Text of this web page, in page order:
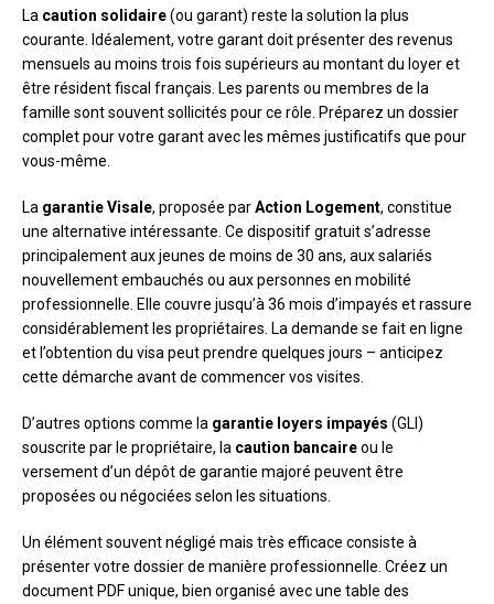
La caution solidaire(ou garant) reste la solution la plus
courante. Idéalement, votre garant doit présenter des revenus
mensuels au moins trois fois supérieurs au montant du loyer et
être résident fiscal français. Les parents ou membres de la
famille sont souvent sollicités pour ce rôle. Préparez un dossier
complet pour votre garant avec les mêmes justificatifs que pour
vous-même.
La garantie Visale, proposée parAction Logement, constitue
une alternative intéressante. Ce dispositif gratuit s’adresse
principalement aux jeunes de moins de 30 ans, aux salariés
nouvellement embauchés ou aux personnes en mobilité
professionnelle. Elle couvre jusqu’à 36 mois d’impayés et rassure
considérablement les propriétaires. La demande se fait en ligne
et l’obtention du visa peut prendre quelques jours – anticipez
cette démarche avant de commencer vos visites.
D’autres options comme la garantie loyers impayés (GLI)
souscrite par le propriétaire, la caution bancaireou le
versement d’un dépôt de garantie majoré peuvent être
proposées ou négociées selon les situations.
Un élément souvent négligé mais très efficace consiste à
présenter votre dossier de manière professionnelle. Créez un
document PDF unique, bien organisé avec une table des